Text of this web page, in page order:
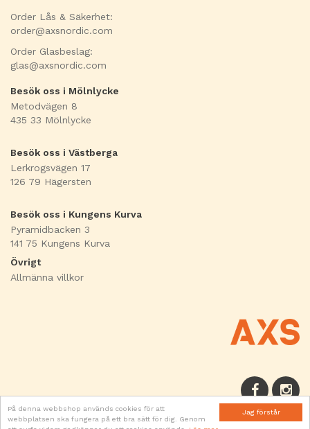
Jag förstår
På denna webbshop används cookies för att
webbplatsen ska fungera på ett bra sätt för dig. Genom
Order Lås & Säkerhet:
order@axsnordic.com
Order Glasbeslag:
glas@axsnordic.com
Besök oss i Mölnlycke
Metodvägen 8
435 33 Mölnlycke
Besök oss i Västberga
Lerkrogsvägen 17
126 79 Hägersten
Besök oss i Kungens Kurva
Pyramidbacken 3
141 75 Kungens Kurva
Övrigt
Allmänna villkor